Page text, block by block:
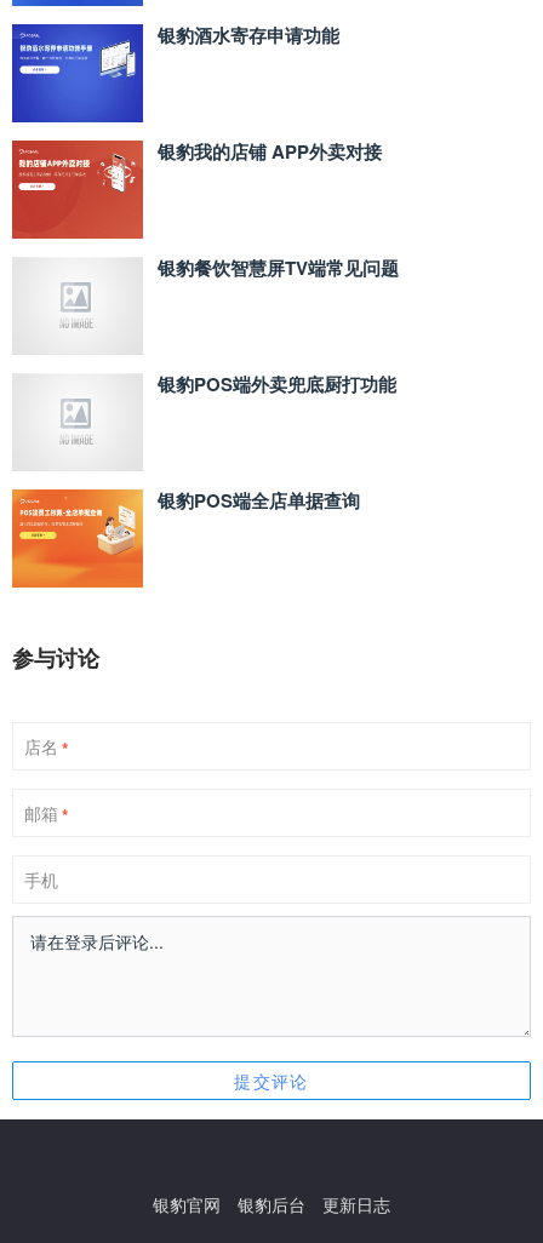
银豹酒水寄存申请功能
银豹我的店铺 APP外卖对接
银豹餐饮智慧屏TV端常见问题
银豹POS端外卖兜底厨打功能
银豹POS端全店单据查询
参与讨论
店名 *
邮箱 *
手机
银豹官网 银豹后台 更新日志